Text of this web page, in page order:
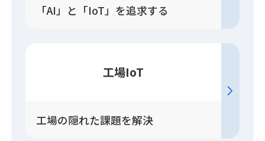
「AI」と「IoT」を追求する
工場IoT
工場の隠れた課題を解決